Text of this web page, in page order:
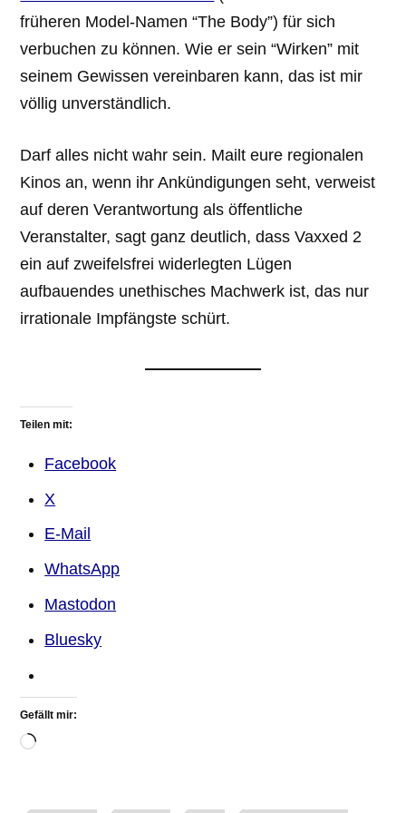
früheren Model-Namen “The Body”) für sich
verbuchen zu können. Wie er sein “Wirken” mit
seinem Gewissen vereinbaren kann, das ist mir
völlig unverständlich.
Darf alles nicht wahr sein. Mailt eure regionalen
Kinos an, wenn ihr Ankündigungen seht, verweist
auf deren Verantwortung als öffentliche
Veranstalter, sagt ganz deutlich, dass Vaxxed 2
ein auf zweifelsfrei widerlegten Lügen
aufbauendes unethisches Machwerk ist, das nur
irrationale Impfängste schürt.
Teilen mit:
Facebook
X
E-Mail
WhatsApp
Mastodon
Bluesky
Gefällt mir: